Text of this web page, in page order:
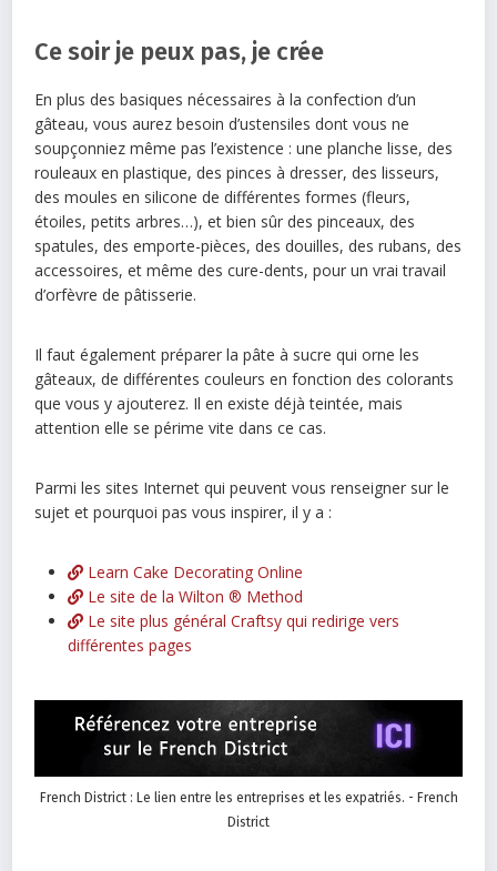
Ce soir je peux pas, je crée
En plus des basiques nécessaires à la confection d’un
gâteau, vous aurez besoin d’ustensiles dont vous ne
soupçonniez même pas l’existence : une planche lisse, des
rouleaux en plastique, des pinces à dresser, des lisseurs,
des moules en silicone de différentes formes (fleurs,
étoiles, petits arbres…), et bien sûr des pinceaux, des
spatules, des emporte-pièces, des douilles, des rubans, des
accessoires, et même des cure-dents, pour un vrai travail
d’orfèvre de pâtisserie.
Il faut également préparer la pâte à sucre qui orne les
gâteaux, de différentes couleurs en fonction des colorants
que vous y ajouterez. Il en existe déjà teintée, mais
attention elle se périme vite dans ce cas.
Parmi les sites Internet qui peuvent vous renseigner sur le
sujet et pourquoi pas vous inspirer, il y a :
Learn Cake Decorating Online
Le site de la Wilton ® Method
Le site plus général Craftsy qui redirige vers
différentes pages
French District : Le lien entre les entreprises et les expatriés. - French
District